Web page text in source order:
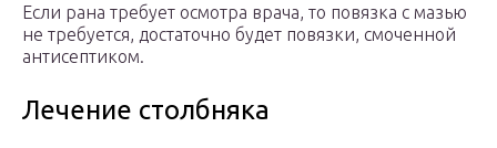
Если рана требует осмотра врача, то повязка с мазью
не требуется, достаточно будет повязки, смоченной
антисептиком.
Лечение столбняка